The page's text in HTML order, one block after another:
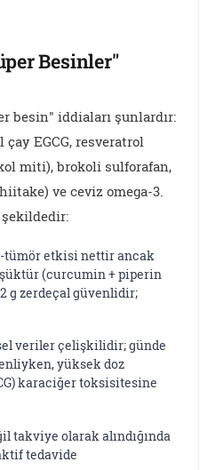
Besinler"
besin" iddiaları şunlardır:
EGCG, resveratrol
miti), brokoli sulforafan,
ve ceviz omega-3.
etkisi nettir ancak
(curcumin + piperin
2 g zerdeçal güvenlidir;
veriler çelişkilidir; günde
yüksek doz
karaciğer toksisitesine
takviye olarak alındığında
tedavide